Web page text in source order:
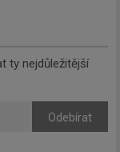
ty nejdůležitější
Odebírat